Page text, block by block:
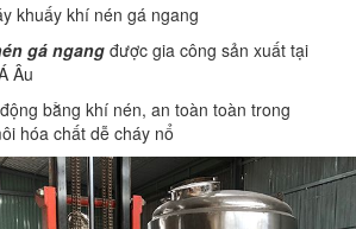
khuấy khí nén gá ngang
gá ngang được gia công sản xuất tại
Âu
bằng khí nén, an toàn toàn trong
hóa chất dễ cháy nổ